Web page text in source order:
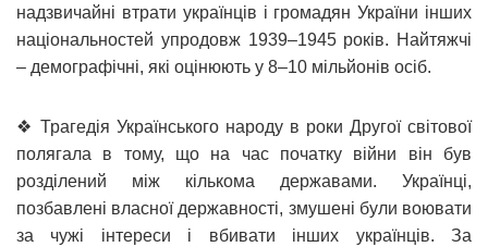
надзвичайні втрати українців і громадян України інших
національностей упродовж 1939–1945 років. Найтяжчі
– демографічні, які оцінюють у 8–10 мільйонів осіб.
❖ Трагедія Українського народу в роки Другої світової
полягала в тому, що на час початку війни він був
розділений між кількома державами. Українці,
позбавлені власної державності, змушені були воювати
за чужі інтереси і вбивати інших українців. За